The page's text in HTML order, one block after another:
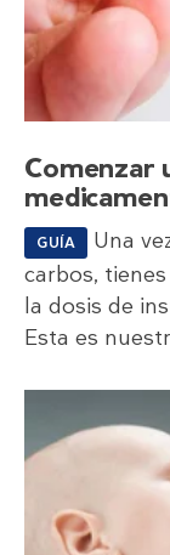
Comenzar
GUÍA
Una
carbos,
la dosis de
Esta es